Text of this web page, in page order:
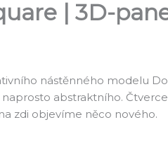
| 3D-
nástěnného modelu
abstraktního.
zdi objevíme něco nového.